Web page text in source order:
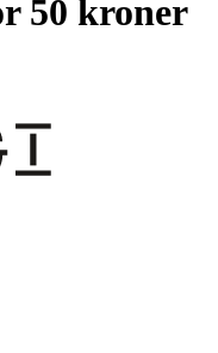
50 kroner